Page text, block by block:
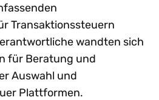
Transaktionssteuern
wandten sich
für Beratung und
Auswahl und
Plattformen.